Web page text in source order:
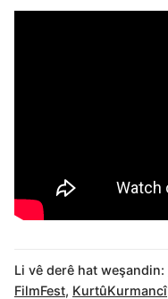
Li vê derê hat weşandin:
FilmFest, KurtûKurmancî